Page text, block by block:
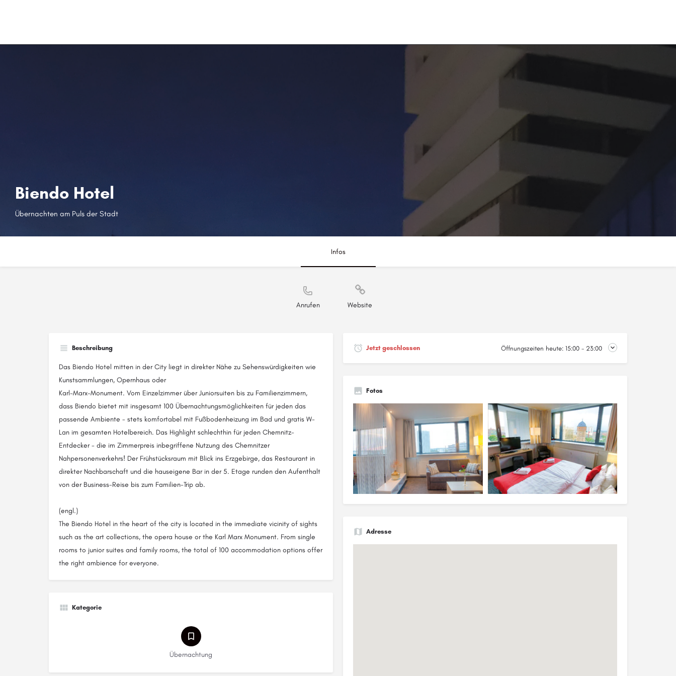
Biendo Hotel
Übernachten am Puls der Stadt
Infos
Anrufen Website
Beschreibung
Das Biendo Hotel mitten in der City liegt in direkter Nähe zu Sehenswürdigkeiten wie
Kunstsammlungen, Opernhaus oder
Karl-Marx-Monument. Vom Einzelzimmer über Juniorsuiten bis zu Familienzimmern,
dass Biendo bietet mit insgesamt 100 Übernachtungsmöglichkeiten für jeden das
passende Ambiente - stets komfortabel mit Fußbodenheizung im Bad und gratis W-
Lan im gesamten Hotelbereich. Das Highlight schlechthin für jeden Chemnitz-
Entdecker - die im Zimmerpreis inbegriffene Nutzung des Chemnitzer
Nahpersonenverkehrs! Der Frühstücksraum mit Blick ins Erzgebirge, das Restaurant in
direkter Nachbarschaft und die hauseigene Bar in der 5. Etage runden den Aufenthalt
von der Business-Reise bis zum Familien-Trip ab.
(engl.)
The Biendo Hotel in the heart of the city is located in the immediate vicinity of sights
such as the art collections, the opera house or the Karl Marx Monument. From single
rooms to junior suites and family rooms, the total of 100 accommodation options offer
the right ambience for everyone.
Jetzt geschlossen Öffnungszeiten heute: 15:00 - 23:00
Fotos
Adresse
Kategorie
Übernachtung